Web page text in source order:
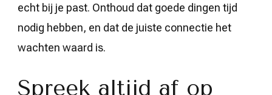
echt bij je past. Onthoud dat goede dingen tijd
nodig hebben, en dat de juiste connectie het
wachten waard is.
Spreek altijd af op